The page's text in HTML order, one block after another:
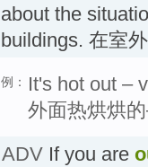
about the
buildings. 在室外
例：
It's hot out –
外面热烘烘
ADV If you are